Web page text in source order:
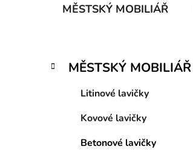
MĚSTSKÝ MOBILIÁŘ
PPřeskočit
kategorie
K
a
MĚSTSKÝ MOBILIÁŘ
Litinové lavičky
Kovové lavičky
Betonové lavičky